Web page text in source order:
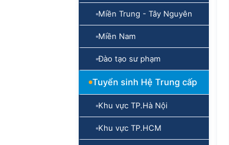
Miền Trung - Tây Nguyên
Miền Nam
Đào tạo sư phạm
Tuyển sinh Hệ Trung cấp
Khu vực TP.Hà Nội
Khu vực TP.HCM